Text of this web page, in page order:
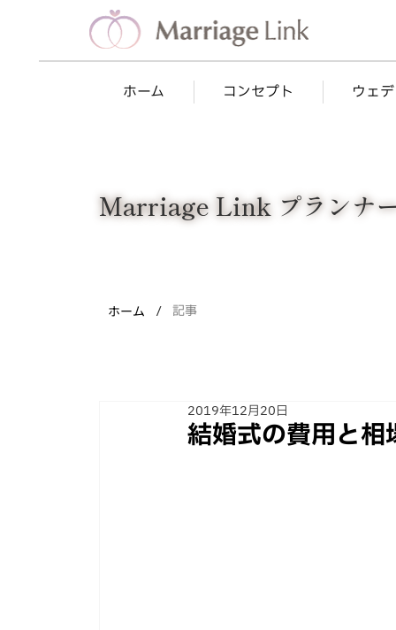
Marriage Link
ホーム コンセプト ウェ
Marriage Link プランナ
ホーム / 記事
結婚式の費用と相
2019年12月20日